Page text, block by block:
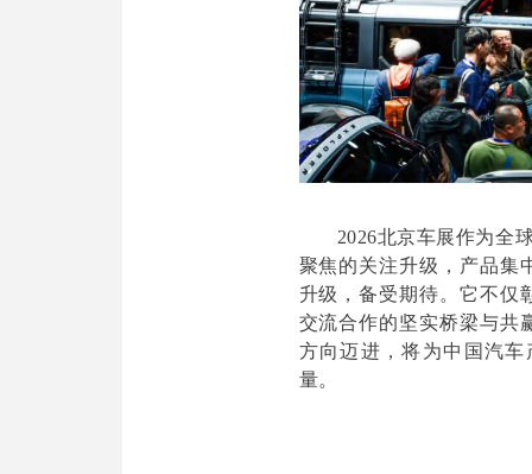
2026北京车展作为全
聚焦的关注升级，产品集
升级，备受期待。它不仅
交流合作的坚实桥梁与共
方向迈进，将为中国汽
量。